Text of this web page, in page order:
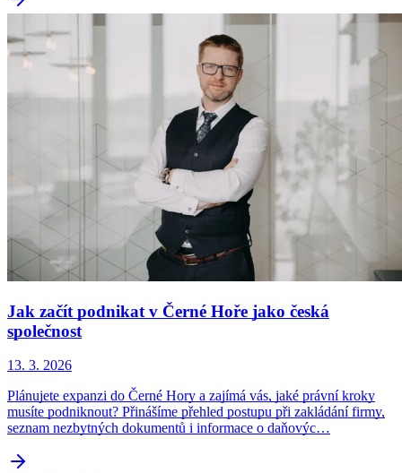
Jak začít podnikat v Černé Hoře jako česká
společnost
13. 3. 2026
Plánujete expanzi do Černé Hory a zajímá vás, jaké právní kroky
musíte podniknout? Přinášíme přehled postupu při zakládání firmy,
seznam nezbytných dokumentů i informace o daňovýc…